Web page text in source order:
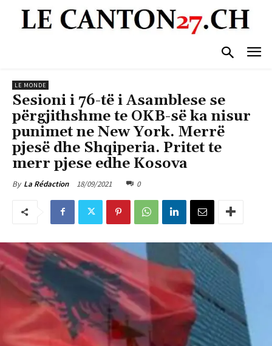
LE MONDE
Sesioni i 76-të i Asamblese se
përgjithshme te OKB-së ka nisur
punimet ne New York. Merrë
pjesë dhe Shqiperia. Pritet te
merr pjese edhe Kosova
By La Rédaction 18/09/2021 0